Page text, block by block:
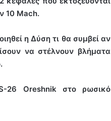
10 Mach.
η Δύση τι θα συμβεί αν
να στέλνουν βλήματα
26 Oreshnik στο ρωσικό